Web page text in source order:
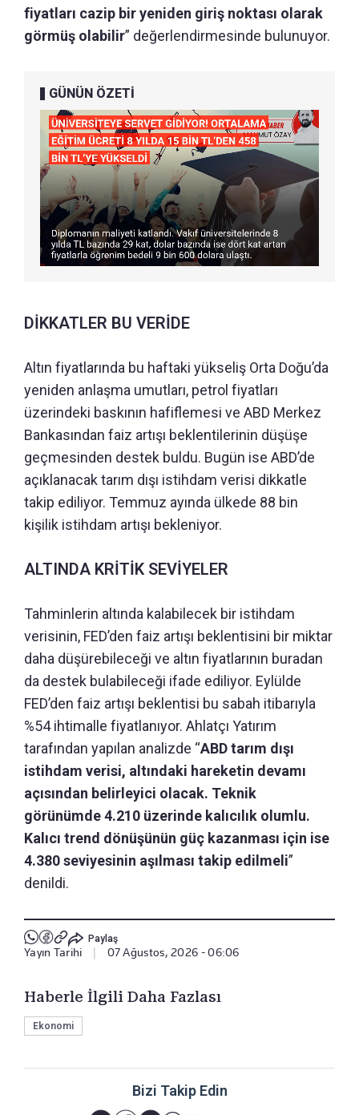
fiyatları cazip bir yeniden giriş noktası olarak
görmüş olabilir” değerlendirmesinde bulunuyor.
GÜNÜN ÖZETİ
DİKKATLER BU VERİDE
Altın fiyatlarında bu haftaki yükseliş Orta Doğu’da
yeniden anlaşma umutları, petrol fiyatları
üzerindeki baskının hafiflemesi ve ABD Merkez
Bankasından faiz artışı beklentilerinin düşüşe
geçmesinden destek buldu. Bugün ise ABD’de
açıklanacak tarım dışı istihdam verisi dikkatle
takip ediliyor. Temmuz ayında ülkede 88 bin
kişilik istihdam artışı bekleniyor.
ALTINDA KRİTİK SEVİYELER
Tahminlerin altında kalabilecek bir istihdam
verisinin, FED’den faiz artışı beklentisini bir miktar
daha düşürebileceği ve altın fiyatlarının buradan
da destek bulabileceği ifade ediliyor. Eylülde
FED’den faiz artışı beklentisi bu sabah itibarıyla
%54 ihtimalle fiyatlanıyor. Ahlatçı Yatırım
tarafından yapılan analizde “ABD tarım dışı
istihdam verisi, altındaki hareketin devamı
açısından belirleyici olacak. Teknik
görünümde 4.210 üzerinde kalıcılık olumlu.
Kalıcı trend dönüşünün güç kazanması için ise
4.380 seviyesinin aşılması takip edilmeli”
denildi.
Paylaş
Yayın Tarihi 07 Ağustos, 2026 - 06:06
Haberle İlgili Daha Fazlası
Ekonomi
Bizi Takip Edin